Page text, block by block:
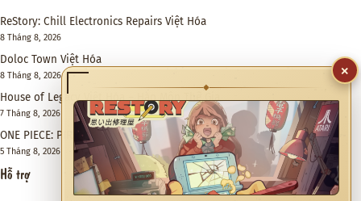
ReStory: Chill Electronics Repairs Việt Hóa
8 Tháng 8, 2026
Doloc Town Việt Hóa
8 Tháng 8, 2026
House of Legacy Việt Hóa – Hào Môn Thế Gia
7 Tháng 8, 2026
ONE PIECE: PIRATE WARRIORS 4 Việt Hóa
5 Tháng 8, 2026
Hỗ trợ
×
◆